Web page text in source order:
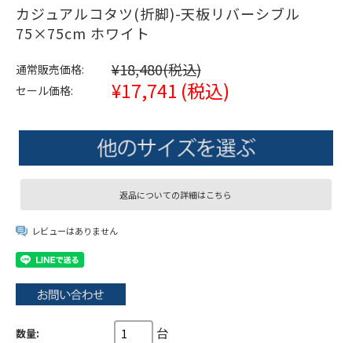
カジュアルコタツ(折脚)-天板リバーシブル
75×75cm ホワイト
通常販売価格: ¥18,480(税込)
セール価格: ¥17,741 (税込)
返品についての詳細はこちら
レビューはありません
数量: 台